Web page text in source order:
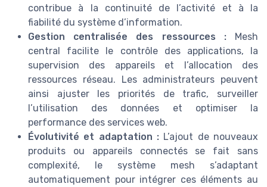
contribue à la continuité de l’activité et à la
fiabilité du système d’information.
Gestion centralisée des ressources :Mesh
central facilite le contrôle des applications, la
supervision des appareils et l’allocation des
ressources réseau. Les administrateurs peuvent
ainsi ajuster les priorités de trafic, surveiller
l’utilisation des données et optimiser la
performance des services web.
Évolutivité et adaptation : L’ajout de nouveaux
produits ou appareils connectés se fait sans
complexité, le système mesh s’adaptant
automatiquement pour intégrer ces éléments au